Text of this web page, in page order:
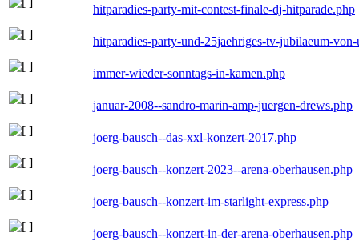
hitparadies-party-mit-contest-finale-dj-hitparade.php
hitparadies-party-und-25jaehriges-tv-jubilaeum-
immer-wieder-sonntags-in-kamen.php
januar-2008--sandro-marin-amp-juergen-drews.php
joerg-bausch--das-xxl-konzert-2017.php
joerg-bausch--konzert-2023--arena-oberhausen.php
joerg-bausch--konzert-im-starlight-express.php
joerg-bausch--konzert-in-der-arena-oberhausen.php